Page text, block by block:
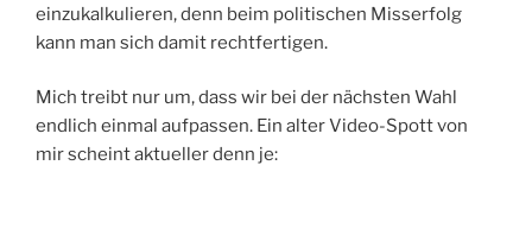
einzukalkulieren, denn beim politischen Misserfolg
kann man sich damit rechtfertigen.
Mich treibt nur um, dass wir bei der nächsten Wahl
endlich einmal aufpassen. Ein alter Video-Spott von
mir scheint aktueller denn je: